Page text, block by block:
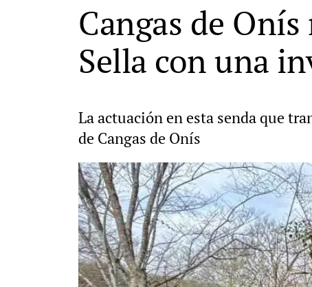
Cangas de
Sella con una
La actuación en esta senda que
de Cangas de Onís